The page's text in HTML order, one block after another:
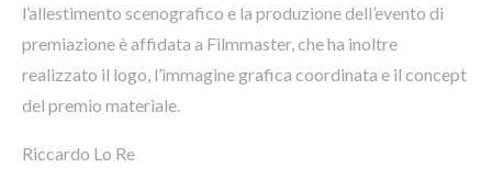
l’allestimento scenografico e la produzione dell’evento di
premiazione è affidata a Filmmaster, che ha inoltre
realizzato il logo, l’immagine grafica coordinata e il concept
del premio materiale.
Riccardo Lo Re